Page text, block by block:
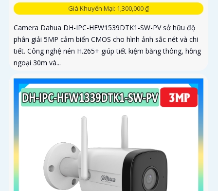
Giá Khuyến Mại: 1,300,000 ₫
Camera Dahua DH-IPC-HFW1539DTK1-SW-PV sở hữu độ
phân giải 5MP cảm biến CMOS cho hình ảnh sắc nét và chi
tiết. Công nghệ nén H.265+ giúp tiết kiệm băng thông, hồng
ngoại 30m và...